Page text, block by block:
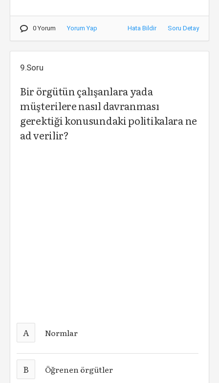
0 Yorum Yorum Yap Hata Bildir Soru Detay
9.Soru
Bir örgütün çalışanlara yada
müşterilere nasıl davranması
gerektiği konusundaki politikalara ne
ad verilir?
A Normlar
B Öğrenen örgütler